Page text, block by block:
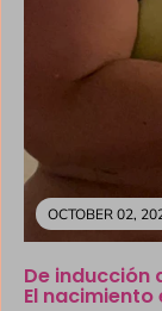
OCTOBER 02,
De inducción
El nacimiento